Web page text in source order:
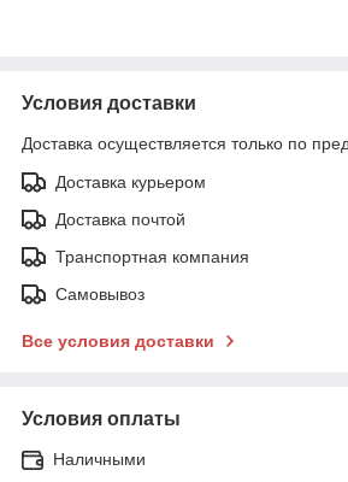
Условия доставки
Доставка осуществляется только по
Доставка курьером
Доставка почтой
Транспортная компания
Самовывоз
Все условия доставки
Условия оплаты
Наличными